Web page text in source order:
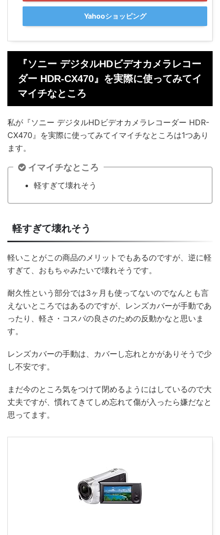
Yahooショッピング
『ソニー デジタルHDビデオカメラレコー
ダー HDR-CX470』を実際に使ってみてイ
マイチなところ
私が『ソニー デジタルHDビデオカメラレコーダー HDR-
CX470』を実際に使ってみてイマイチなところは1つあり
ます。
イマイチなところ
軽すぎて壊れそう
軽すぎて壊れそう
軽いことがこの商品のメリットでもあるのですが、逆に軽
すぎて、おもちゃみたいで壊れそうです。
耐久性という部分では3ヶ月も使ってないのでなんとも言
えないところではあるのですが、レンズカバーが手動であ
ったり、軽さ・コスパの良さのための反動かなと思いま
す。
レンズカバーの手動は、カバーし忘れとかがありそうで少
し不安です。
まだ今のところ気をつけて閉めるようにはしているので大
丈夫ですが、慣れてきてしめ忘れて傷が入ったら嫌だなと
思ってます。